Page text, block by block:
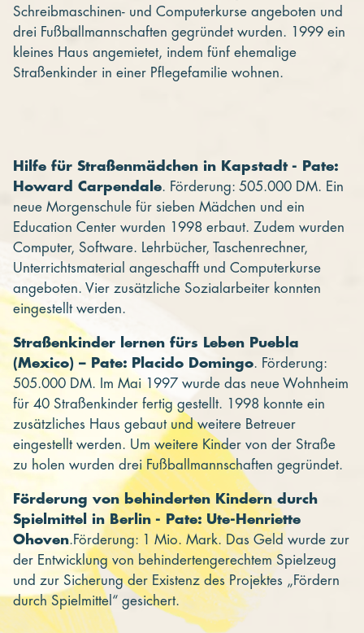
Schreibmaschinen- und Computerkurse angeboten und
drei Fußballmannschaften gegründet wurden. 1999 ein
kleines Haus angemietet, indem fünf ehemalige
Straßenkinder in einer Pflegefamilie wohnen.
Hilfe für Straßenmädchen in Kapstadt - Pate:
Howard Carpendale. Förderung: 505.000 DM. Ein
neue Morgenschule für sieben Mädchen und ein
Education Center wurden 1998 erbaut. Zudem wurden
Computer, Software. Lehrbücher, Taschenrechner,
Unterrichtsmaterial angeschafft und Computerkurse
angeboten. Vier zusätzliche Sozialarbeiter konnten
eingestellt werden.
Straßenkinder lernen fürs Leben Puebla
(Mexico) – Pate: Placido Domingo. Förderung:
505.000 DM. Im Mai 1997 wurde das neue Wohnheim
für 40 Straßenkinder fertig gestellt. 1998 konnte ein
zusätzliches Haus gebaut und weitere Betreuer
eingestellt werden. Um weitere Kinder von der Straße
zu holen wurden drei Fußballmannschaften gegründet.
Förderung von behinderten Kindern durch
Spielmittel in Berlin - Pate: Ute-Henriette
Ohoven.Förderung: 1 Mio. Mark. Das Geld wurde zur
der Entwicklung von behindertengerechtem Spielzeug
und zur Sicherung der Existenz des Projektes „Fördern
durch Spielmittel“ gesichert.